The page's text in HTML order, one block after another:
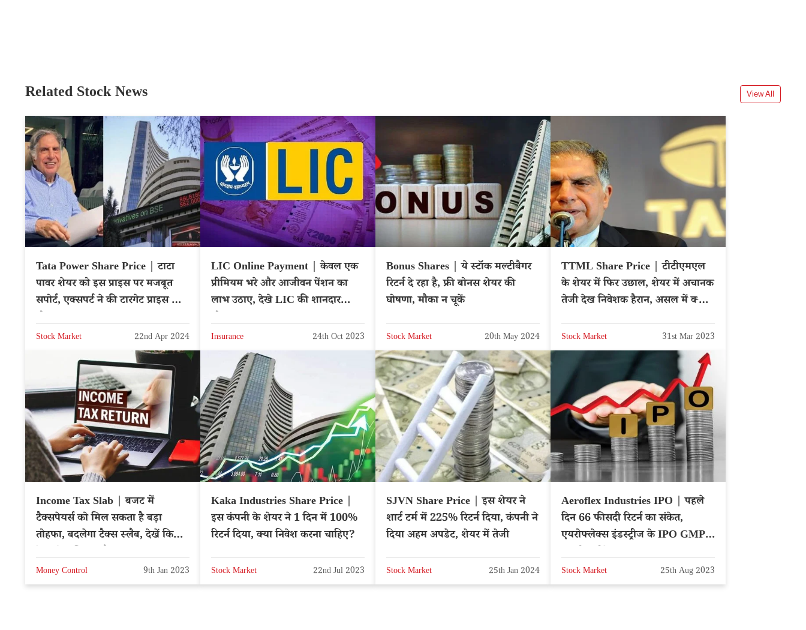
Related Stock News View All
Tata Power Share Price | टाटा
पावर शेयर को इस प्राइस पर मजबूत
सपोर्ट, एक्सपर्ट ने की टारगेट प्राइस की
Stock Market 22nd Apr 2024
LIC Online Payment | केवल एक
प्रीमियम भरे और आजीवन पेंशन का
लाभ उठाए, देखे LIC की शानदार
Insurance 24th Oct 2023
Bonus Shares | ये स्टॉक मल्टीबैगर
रिटर्न दे रहा है, फ्री बोनस शेयर की
घोषणा, मौका न चूकें
Stock Market 20th May 2024
TTML Share Price | टीटीएमएल
के शेयर में फिर उछाल, शेयर में अचानक
तेजी देख निवेशक हैरान, असल में क्या है
Stock Market 31st Mar 2023
Income Tax Slab | बजट में
टैक्सपेयर्स को मिल सकता है बड़ा
तोहफा, बदलेगा टैक्स स्लैब, देखें किसे
Money Control 9th Jan 2023
Kaka Industries Share Price |
इस कंपनी के शेयर ने 1 दिन में 100%
रिटर्न दिया, क्या निवेश करना चाहिए?
Stock Market 22nd Jul 2023
SJVN Share Price | इस शेयर ने
शार्ट टर्म में 225% रिटर्न दिया, कंपनी ने
दिया अहम अपडेट, शेयर में तेजी
Stock Market 25th Jan 2024
Aeroflex Industries IPO | पहले
दिन 66 फीसदी रिटर्न का संकेत,
एयरोफ्लेक्स इंडस्ट्रीज के IPO GMP ने
Stock Market 25th Aug 2023